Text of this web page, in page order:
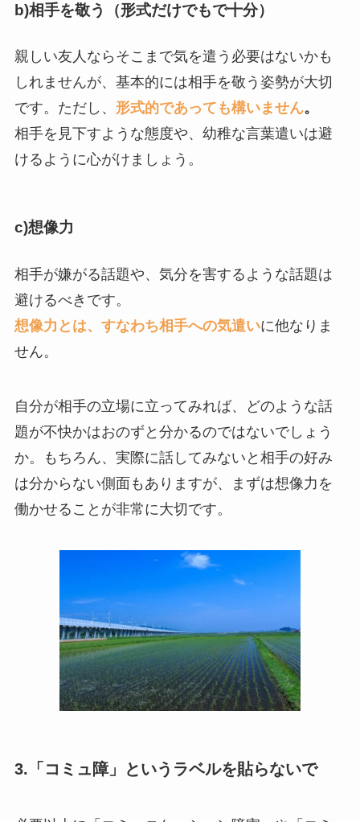
b)相手を敬う（形式だけでもで十分）
親しい友人ならそこまで気を遣う必要はないかも
しれませんが、基本的には相手を敬う姿勢が大切
です。ただし、 形式的であっても構いません。
相手を見下すような態度や、幼稚な言葉遣いは避
けるように心がけましょう。
c)想像力
相手が嫌がる話題や、気分を害するような話題は
避けるべきです。
想像力とは、すなわち相手への気遣いに他なりま
せん。
自分が相手の立場に立ってみれば、どのような話
題が不快かはおのずと分かるのではないでしょう
か。もちろん、実際に話してみないと相手の好み
は分からない側面もありますが、まずは想像力を
働かせることが非常に大切です。
3.「コミュ障」というラベルを貼らないで